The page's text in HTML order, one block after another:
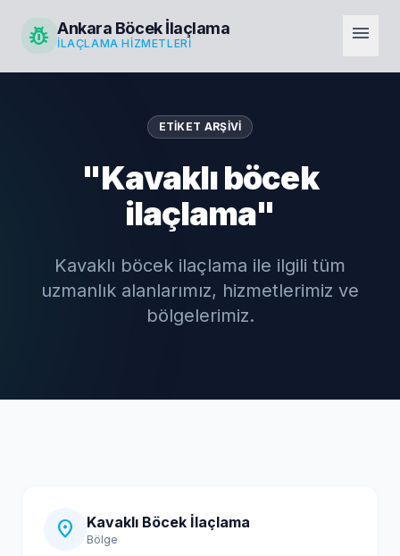
pest_control Ankara Böcek İlaçlama
İLAÇLAMA HIZMETLERI menu
ETIKET ARŞIVI
"Kavaklı böcek
ilaçlama"
Kavaklı böcek ilaçlama ile ilgili tüm
uzmanlık alanlarımız, hizmetlerimiz ve
bölgelerimiz.
location_on Kavaklı Böcek İlaçlama
Bölge